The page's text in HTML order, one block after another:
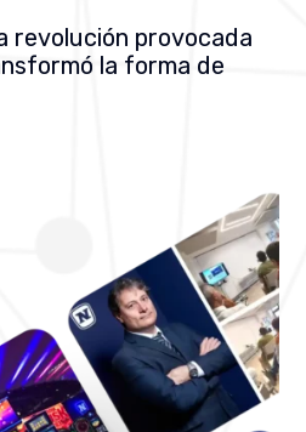
revolución provocada
la forma de